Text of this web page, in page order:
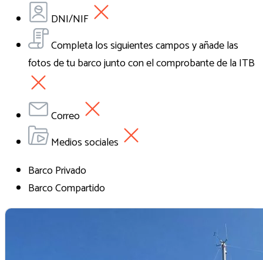
DNI/NIF
Completa los siguientes campos y añade las
fotos de tu barco junto con el comprobante de la ITB
Correo
Medios sociales
Barco Privado
Barco Compartido